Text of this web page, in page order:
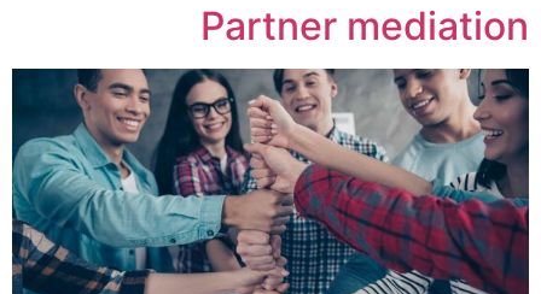
Partner mediation